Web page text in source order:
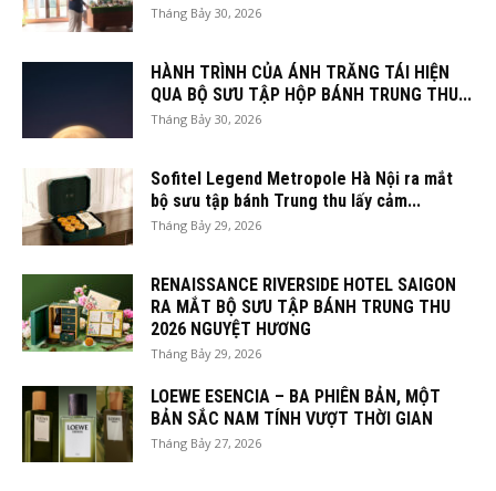
Tháng Bảy 30, 2026
HÀNH TRÌNH CỦA ÁNH TRĂNG TÁI HIỆN
QUA BỘ SƯU TẬP HỘP BÁNH TRUNG THU...
Tháng Bảy 30, 2026
Sofitel Legend Metropole Hà Nội ra mắt
bộ sưu tập bánh Trung thu lấy cảm...
Tháng Bảy 29, 2026
RENAISSANCE RIVERSIDE HOTEL SAIGON
RA MẮT BỘ SƯU TẬP BÁNH TRUNG THU
2026 NGUYỆT HƯƠNG
Tháng Bảy 29, 2026
LOEWE ESENCIA – BA PHIÊN BẢN, MỘT
BẢN SẮC NAM TÍNH VƯỢT THỜI GIAN
Tháng Bảy 27, 2026